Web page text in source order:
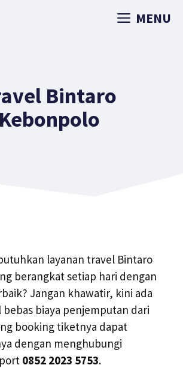
MENU
Bintaro
Kebonpolo
layanan travel Bintaro
berangkat setiap hari dengan
Jangan khawatir, kini ada
bebas biaya penjemputan dari
booking tiketnya dapat
dengan menghubungi
0852 2023 5753.